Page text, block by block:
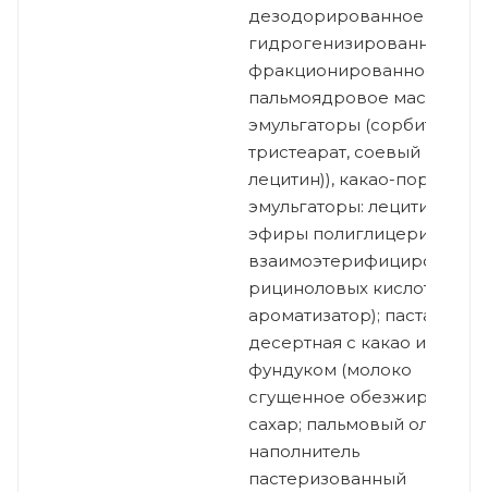
дезодорированное
гидрогенизированное
фракционированное
пальмоядровое масло,
эмульгаторы (сорбитан
тристеарат, соевый
лецитин)), какао-порошок,
эмульгаторы: лецитины и
эфиры полиглицерина и
рициноловых кислот,
ароматизатор); паста
десертная с какао и
фундуком (молоко
сгущенное обезжиренное;
сахар; пальмовый олеин;
наполнитель
пастеризованный